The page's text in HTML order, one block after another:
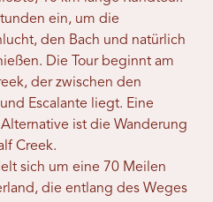
ein, um die
den Bach und natürlich
Die Tour beginnt am
der zwischen den
Escalante liegt. Eine
ist die Wanderung
Creek.
sich um eine 70 Meilen
die entlang des Weges